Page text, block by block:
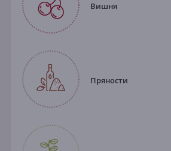
Вишня
Пряности